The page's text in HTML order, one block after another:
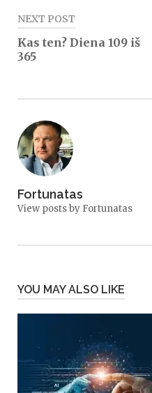
NEXT POST
Kas ten? Diena 109 iš
365
Fortunatas
View posts by Fortunatas
YOU MAY ALSO LIKE